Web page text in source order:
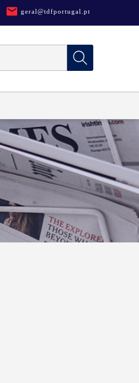
geral@tdfportugal.pt